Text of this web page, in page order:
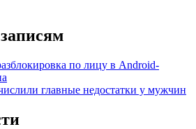
по лицу в Android-
главные недостатки у мужчин